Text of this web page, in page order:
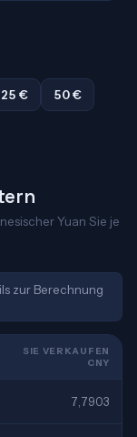
25 €
50 €
Yuan Sie je
zur Berechnung
SIE VERKAUFEN
CNY
7,7903